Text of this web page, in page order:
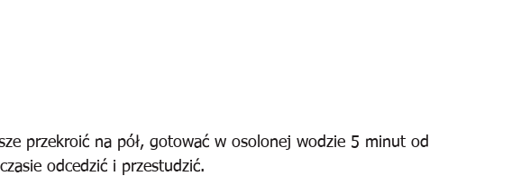
przekroić na pół, gotować w osolonej wodzie 5 minut od
odcedzić i przestudzić.